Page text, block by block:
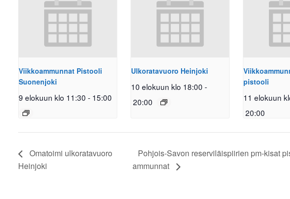
Viikkoammunnat Pistooli
Suonenjoki
9 elokuun klo 11:30 - 15:00
Ulkoratavuoro Heinjoki
10 elokuun klo 18:00 -
20:00
pistooli
11 elokuun
20:00
Omatoimi ulkoratavuoro
Heinjoki
Pohjois-Savon reserviläispiirien pm-kisat
ammunnat